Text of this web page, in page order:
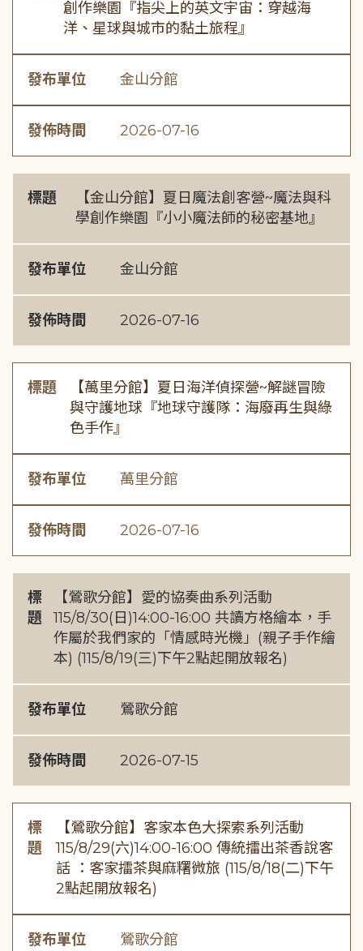
創作樂園『指尖上的英文宇宙：穿越海
洋、星球與城市的黏土旅程』
發布單位 金山分館
發佈時間 2026-07-16
標題
【金山分館】夏日魔法創客營~魔法與科
學創作樂園『小小魔法師的秘密基地』
發布單位 金山分館
發佈時間 2026-07-16
標題
【萬里分館】夏日海洋偵探營~解謎冒險
與守護地球『地球守護隊：海廢再生與綠
色手作』
發布單位 萬里分館
發佈時間 2026-07-16
標
題
【鶯歌分館】愛的協奏曲系列活動
115/8/30(日)14:00-16:00 共讀方格繪本，手
作屬於我們家的「情感時光機」(親子手作繪
本) (115/8/19(三)下午2點起開放報名)
發布單位 鶯歌分館
發佈時間 2026-07-15
標
題
【鶯歌分館】客家本色大探索系列活動
115/8/29(六)14:00-16:00 傳統擂出茶香說客
話 ：客家擂茶與麻糬微旅 (115/8/18(二)下午
2點起開放報名)
發布單位 鶯歌分館